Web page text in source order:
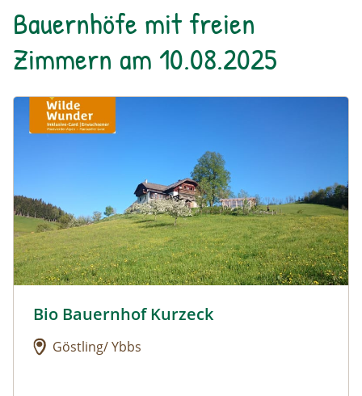
Bauernhöfe mit freien
Zimmern am 10.08.2025
Urlaub am Bauernhof: Bio Bauernhof Kurzeck
Urlaub am Bauernhof: Bio Bauernhof Kurzeck
Bio Bauernhof Kurzeck
Göstling/ Ybbs